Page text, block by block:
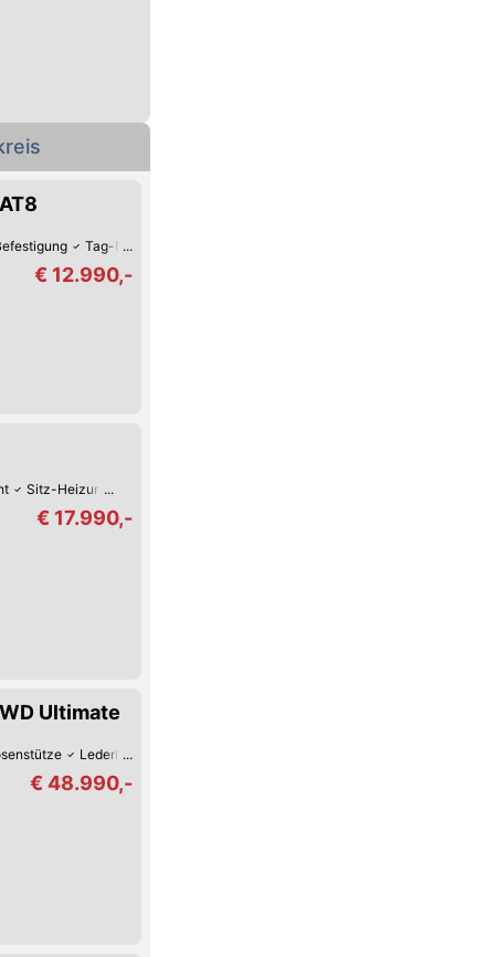
Tag-Fahrlicht
€ 12.990,-
Sitz-Heizung
€ 17.990,-
Ultimate
Lederlenkrad
€ 48.990,-